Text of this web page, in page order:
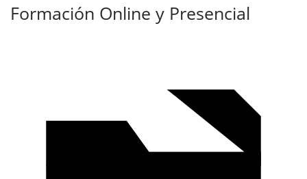
Formación Online y Presencial